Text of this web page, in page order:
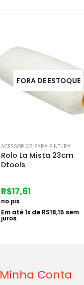
FORA DE ESTOQUE
ACESSORIOS PARA PINTURA
Rolo Duplo Pinta Grade
no pix
Em até
Minha Conta